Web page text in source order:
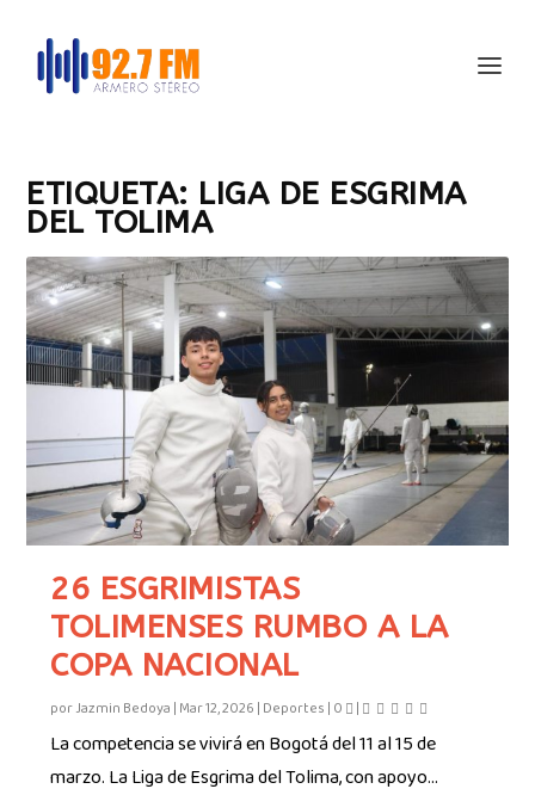
ETIQUETA: LIGA DE ESGRIMA
DEL TOLIMA
26 ESGRIMISTAS
TOLIMENSES RUMBO A LA
COPA NACIONAL
porJazmin Bedoya | Mar 12, 2026 | Deportes | 0 |
La competencia se vivirá en Bogotá del 11 al 15 de
marzo. La Liga de Esgrima del Tolima, con apoyo...